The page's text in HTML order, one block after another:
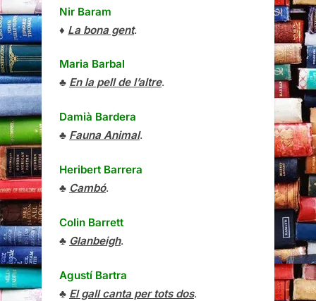
Nir Baram
♦ La bona gent.
Maria Barbal
♣ En la pell de l’altre.
Damià Bardera
♣ Fauna Animal.
Heribert Barrera
♣ Cambó.
Colin Barrett
♣ Glanbeigh.
Agustí Bartra
♣ El gall canta per tots dos.